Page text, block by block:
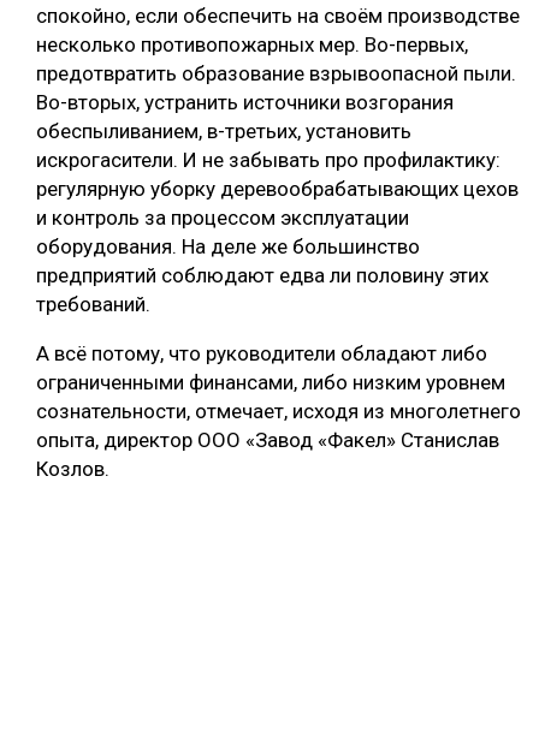
спокойно, если обеспечить на своём производстве
несколько противопожарных мер. Во-первых,
предотвратить образование взрывоопасной пыли.
Во-вторых, устранить источники возгорания
обеспыливанием, в-третьих, установить
искрогасители. И не забывать про профилактику:
регулярную уборку деревообрабатывающих цехов
и контроль за процессом эксплуатации
оборудования. На деле же большинство
предприятий соблюдают едва ли половину этих
требований.
А всё потому, что руководители обладают либо
ограниченными финансами, либо низким уровнем
сознательности, отмечает, исходя из многолетнего
опыта, директор ООО «Завод «Факел» Станислав
Козлов.